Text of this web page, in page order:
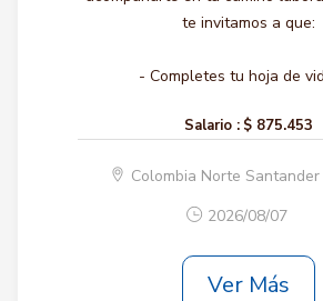
te invitamos a que:
- Completes tu hoja de
Salario : $ 875.453
Colombia Norte
2026/08/07
Ver Más